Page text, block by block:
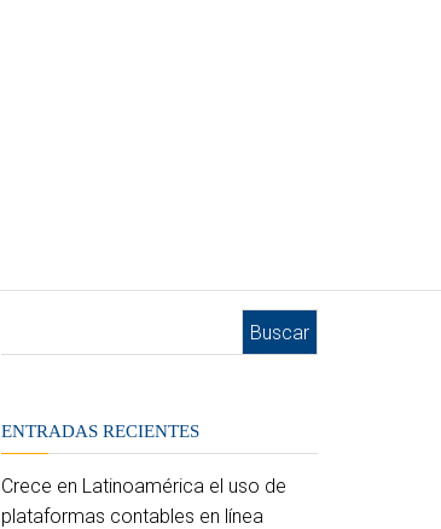
ENTRADAS RECIENTES
Crece en Latinoamérica el uso de
plataformas contables en línea